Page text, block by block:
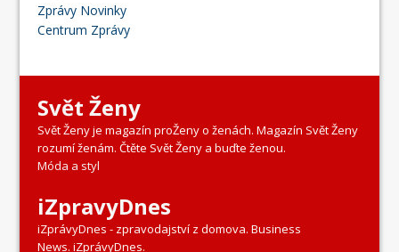
Zprávy Novinky
Centrum Zprávy
Svět Ženy
Svět Ženy je magazín proŽeny o ženách. Magazín Svět Ženy
rozumí ženám. Čtěte Svět Ženy a buďte ženou.
Móda a styl
iZpravyDnes
iZprávyDnes - zpravodajství z domova. Business
News. iZprávyDnes.